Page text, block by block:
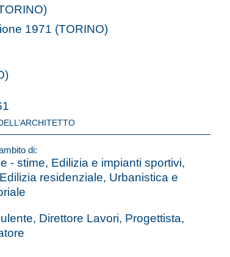
1971 (TORINO)
di:
- stime, Edilizia e impianti sportivi,
residenziale, Urbanistica e
Direttore Lavori, Progettista,